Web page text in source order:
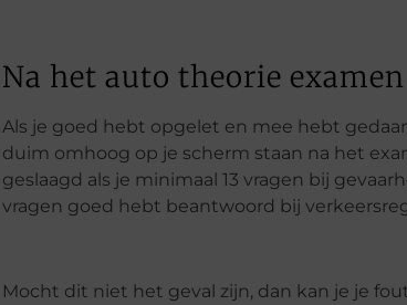
Na het auto theorie examen
Als je goed hebt opgelet en mee hebt
duim omhoog op je scherm staan na het
geslaagd als je minimaal 13 vragen bij
vragen goed hebt beantwoord bij
Mocht dit niet het geval zijn, dan kan je je